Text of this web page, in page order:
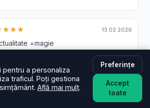
13.02.2026
=magie
29.01.2026
promptitudinea și
plăcut,poți trimite flori și cadouri
a personaliza
traficul. Poți gestiona
Află mai mult.
Preferințe
Accept
toate